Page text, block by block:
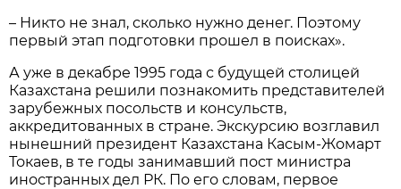
– Никто не знал, сколько нужно денег. Поэтому
первый этап подготовки прошел в поисках».
А уже в декабре 1995 года с будущей столицей
Казахстана решили познакомить представителей
зарубежных посольств и консульств,
аккредитованных в стране. Экскурсию возглавил
нынешний президент Казахстана Касым-Жомарт
Токаев, в те годы занимавший пост министра
иностранных дел РК. По его словам, первое